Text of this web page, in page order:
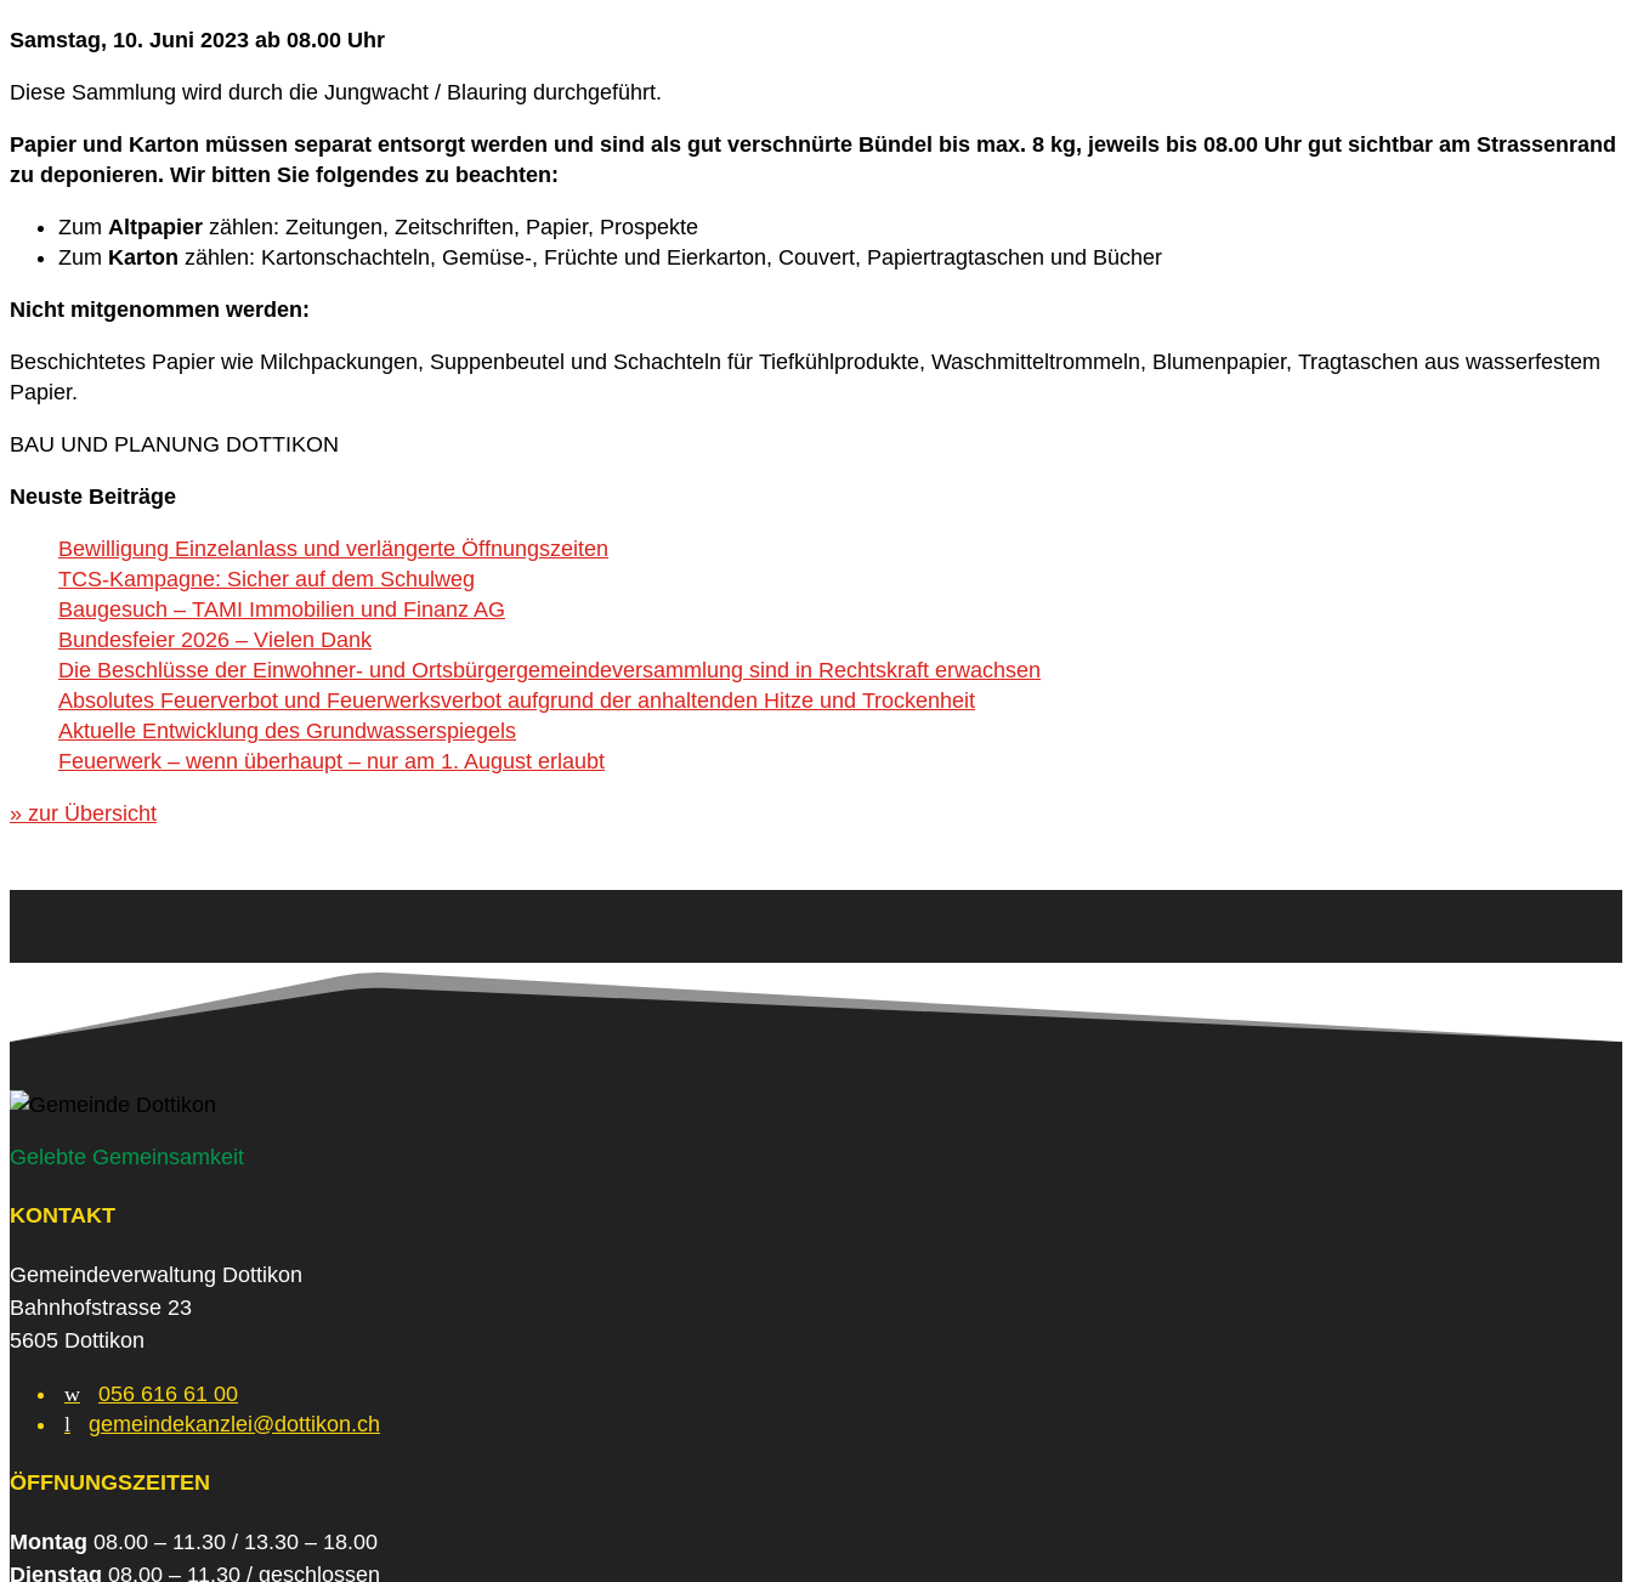
Samstag, 10. Juni 2023 ab 08.00 Uhr
Diese Sammlung wird durch die Jungwacht / Blauring durchgeführt.
Papier und Karton müssen separat entsorgt werden und sind als gut verschnürte Bündel bis max. 8 kg, jeweils bis 08.00 Uhr gut sichtbar am Strassenrand
zu deponieren. Wir bitten Sie folgendes zu beachten:
Zum Altpapier zählen: Zeitungen, Zeitschriften, Papier, Prospekte
Zum Karton zählen: Kartonschachteln, Gemüse-, Früchte und Eierkarton, Couvert, Papiertragtaschen und Bücher
Nicht mitgenommen werden:
Beschichtetes Papier wie Milchpackungen, Suppenbeutel und Schachteln für Tiefkühlprodukte, Waschmitteltrommeln, Blumenpapier, Tragtaschen aus wasserfestem
Papier.
BAU UND PLANUNG DOTTIKON
Neuste Beiträge
Bewilligung Einzelanlass und verlängerte Öffnungszeiten
TCS-Kampagne: Sicher auf dem Schulweg
Baugesuch – TAMI Immobilien und Finanz AG
Bundesfeier 2026 – Vielen Dank
Die Beschlüsse der Einwohner- und Ortsbürgergemeindeversammlung sind in Rechtskraft erwachsen
Absolutes Feuerverbot und Feuerwerksverbot aufgrund der anhaltenden Hitze und Trockenheit
Aktuelle Entwicklung des Grundwasserspiegels
Feuerwerk – wenn überhaupt – nur am 1. August erlaubt
» zur Übersicht
Gelebte Gemeinsamkeit
KONTAKT
Gemeindeverwaltung Dottikon
Bahnhofstrasse 23
5605 Dottikon
w
056 616 61 00
l
gemeindekanzlei@dottikon.ch
ÖFFNUNGSZEITEN
Montag 08.00 – 11.30 / 13.30 – 18.00
Dienstag 08.00 – 11.30 / geschlossen